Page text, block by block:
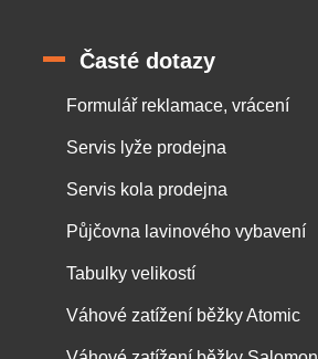
Časté dotazy
Formulář reklamace, vrácení
Servis lyže prodejna
Servis kola prodejna
Půjčovna lavinového vybavení
Tabulky velikostí
Váhové zatížení běžky Atomic